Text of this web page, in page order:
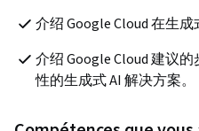
介绍 Google Cloud 在生成
介绍 Google Cloud 建议
性的生成式 AI 解决方案。